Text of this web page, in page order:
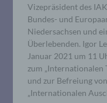
Vizepräsident des
Bundes- und
Niedersachsen und
Überlebenden. Igor
Januar 2021 um 11
zum „Internationalen
und zur Befreiung
„Internationalen